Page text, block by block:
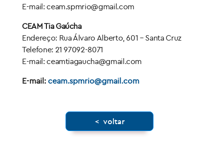
E-mail: ceam.spmrio@gmail.com
CEAM Tia Gaúcha
Endereço: Rua Álvaro Alberto, 601 – Santa Cruz
Telefone: 21 97092-8071
E-mail: ceamtiagaucha@gmail.com
E-mail: ceam.spmrio@gmail.com
< voltar